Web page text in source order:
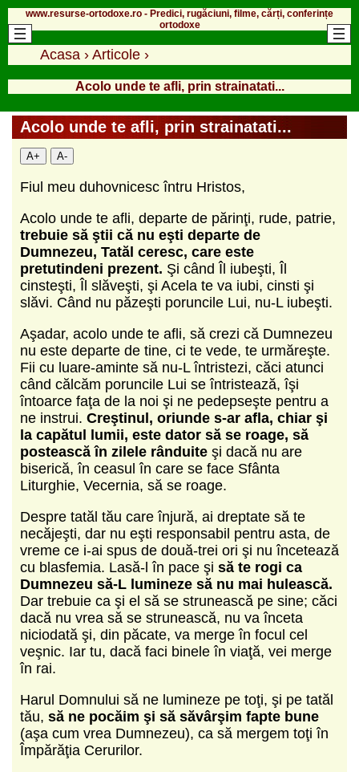
www.resurse-ortodoxe.ro - Predici, rugăciuni, filme, cărți, conferințe
ortodoxe
Acasa › Articole ›
Acolo unde te afli, prin strainatati...
Acolo unde te afli, prin strainatati...
A+ A-
Fiul meu duhovnicesc întru Hristos,
Acolo unde te afli, departe de părinţi, rude, patrie,
trebuie să ştii că nu eşti departe de
Dumnezeu, Tatăl ceresc, care este
pretutindeni prezent. Şi când Îl iubeşti, Îl
cinsteşti, Îl slăveşti, şi Acela te va iubi, cinsti şi
slăvi. Când nu păzeşti poruncile Lui, nu-L iubeşti.
Aşadar, acolo unde te afli, să crezi că Dumnezeu
nu este departe de tine, ci te vede, te urmăreşte.
Fii cu luare-aminte să nu-L întristezi, căci atunci
când călcăm poruncile Lui se întristează, îşi
întoarce faţa de la noi şi ne pedepseşte pentru a
ne instrui. Creştinul, oriunde s-ar afla, chiar şi
la capătul lumii, este dator să se roage, să
postească în zilele rânduite şi dacă nu are
biserică, în ceasul în care se face Sfânta
Liturghie, Vecernia, să se roage.
Despre tatăl tău care înjură, ai dreptate să te
necăjeşti, dar nu eşti responsabil pentru asta, de
vreme ce i-ai spus de două-trei ori şi nu încetează
cu blasfemia. Lasă-l în pace şi să te rogi ca
Dumnezeu să-L lumineze să nu mai hulească.
Dar trebuie ca şi el să se strunească pe sine; căci
dacă nu vrea să se strunească, nu va înceta
niciodată şi, din păcate, va merge în focul cel
veşnic. Iar tu, dacă faci binele în viaţă, vei merge
în rai.
Harul Domnului să ne lumineze pe toţi, şi pe tatăl
tău, să ne pocăim şi să săvârşim fapte bune
(aşa cum vrea Dumnezeu), ca să mergem toţi în
Împărăţia Cerurilor.